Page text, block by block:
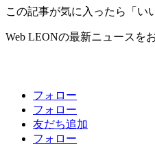
この記事が気に入ったら「い
Web LEONの最新ニュースを
フォロー
フォロー
友だち追加
フォロー